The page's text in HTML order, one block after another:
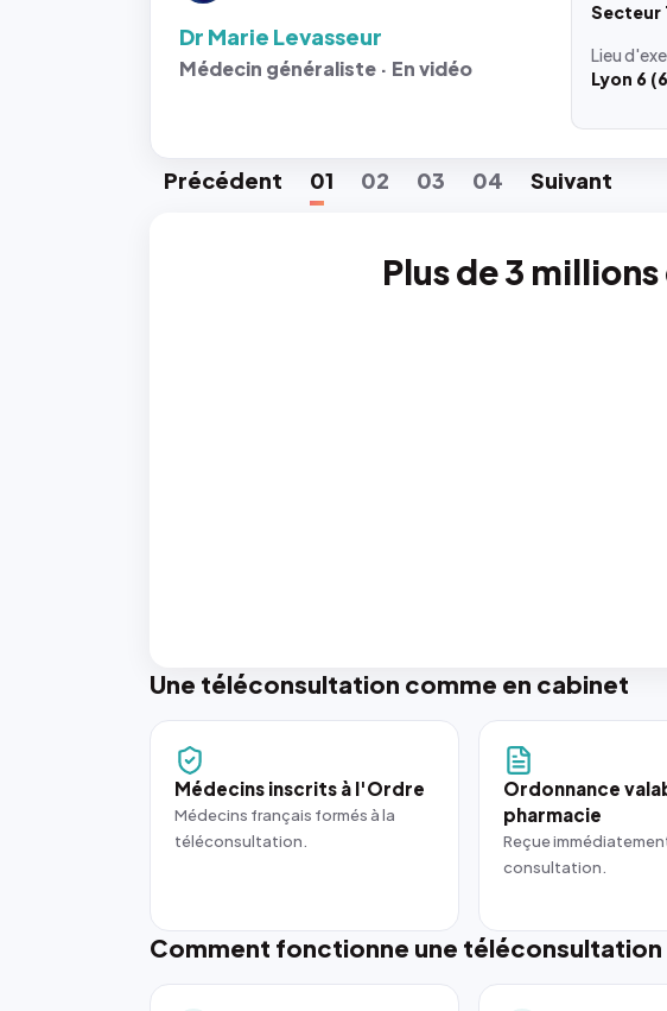
Dr Marie Levasseur
Médecin généraliste · En vidéo
Secteur
Lieu
Lyon 6
Précédent 01 02 03 04 Suivant
Plus de 3
Une téléconsultation comme en cabinet
Médecins inscrits à l'Ordre
Médecins français formés à la
téléconsultation.
Ordonnance
pharmacie
Reçue
consultation.
Comment fonctionne une téléconsultation